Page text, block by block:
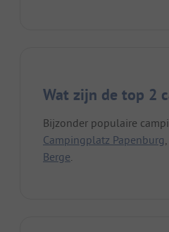
Wat zijn de top 2
Bijzonder populaire
Campingplatz Papenburg
Berge